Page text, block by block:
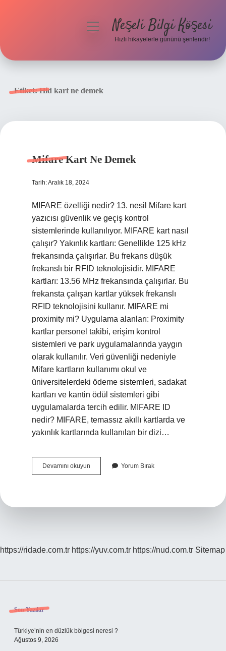
menüyüNeşeli Bilgi Köşesi
Hızlı hikayelerle gününü şenlendir!
Etiket:Hid kart ne demek
Mifare Kart Ne Demek
Tarih: Aralık 18, 2024
MIFARE özelliği nedir? 13. nesil Mifare kart
yazıcısı güvenlik ve geçiş kontrol
sistemlerinde kullanılıyor. MIFARE kart nasıl
çalışır? Yakınlık kartları: Genellikle 125 kHz
frekansında çalışırlar. Bu frekans düşük
frekanslı bir RFID teknolojisidir. MIFARE
kartları: 13.56 MHz frekansında çalışırlar. Bu
frekansta çalışan kartlar yüksek frekanslı
RFID teknolojisini kullanır. MIFARE mi
proximity mi? Uygulama alanları: Proximity
kartlar personel takibi, erişim kontrol
sistemleri ve park uygulamalarında yaygın
olarak kullanılır. Veri güvenliği nedeniyle
Mifare kartların kullanımı okul ve
üniversitelerdeki ödeme sistemleri, sadakat
kartları ve kantin ödül sistemleri gibi
uygulamalarda tercih edilir. MIFARE ID
nedir? MIFARE, temassız akıllı kartlarda ve
yakınlık kartlarında kullanılan bir dizi…
Devamını okuyun
Kart
Yorum Bırak
https://ridade.com.tr https://yuv.com.tr https://nud.com.tr Sitemap
Sidebar
Son Yazılar
Türkiye’nin en düzlük bölgesi neresi ?
Ağustos 9, 2026